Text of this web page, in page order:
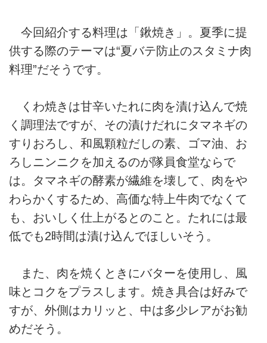
今回紹介する料理は「鍬焼き」。夏季に提
供する際のテーマは“夏バテ防止のスタミナ肉
料理”だそうです。
くわ焼きは甘辛いたれに肉を漬け込んで焼
く調理法ですが、その漬けだれにタマネギの
すりおろし、和風顆粒だしの素、ゴマ油、お
ろしニンニクを加えるのが隊員食堂ならで
は。タマネギの酵素が繊維を壊して、肉をや
わらかくするため、高価な特上牛肉でなくて
も、おいしく仕上がるとのこと。たれには最
低でも2時間は漬け込んでほしいそう。
また、肉を焼くときにバターを使用し、風
味とコクをプラスします。焼き具合は好みで
すが、外側はカリッと、中は多少レアがお勧
めだそう。